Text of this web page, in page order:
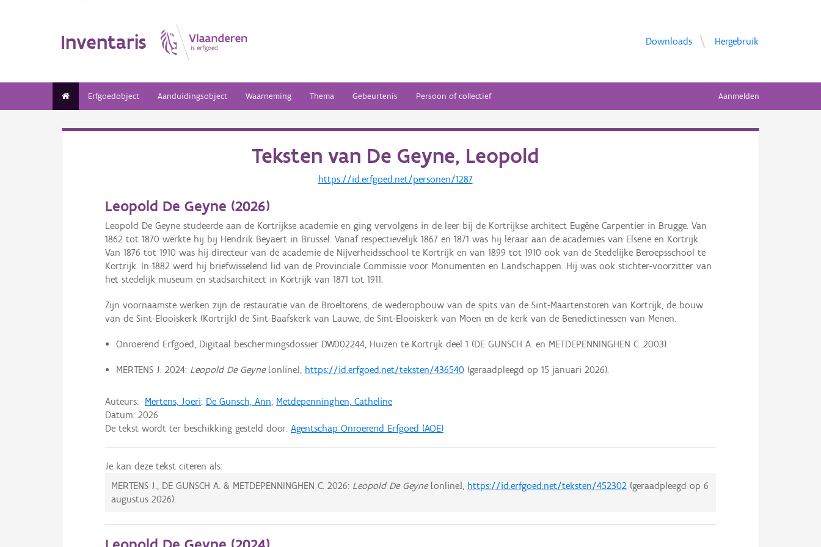
Inventaris Downloads Hergebruik
Erfgoedobject Aanduidingsobject Waarneming Thema Gebeurtenis Persoon of collectief Aanmelden
Teksten van De Geyne, Leopold
https://id.erfgoed.net/personen/1287
Leopold De Geyne (2026)
Leopold De Geyne studeerde aan de Kortrijkse academie en ging vervolgens in de leer bij de Kortrijkse architect Eugène Carpentier in Brugge. Van
1862 tot 1870 werkte hij bij Hendrik Beyaert in Brussel. Vanaf respectievelijk 1867 en 1871 was hij leraar aan de academies van Elsene en Kortrijk.
Van 1876 tot 1910 was hij directeur van de academie de Nijverheidsschool te Kortrijk en van 1899 tot 1910 ook van de Stedelijke Beroepsschool te
Kortrijk. In 1882 werd hij briefwisselend lid van de Provinciale Commissie voor Monumenten en Landschappen. Hij was ook stichter-voorzitter van
het stedelijk museum en stadsarchitect in Kortrijk van 1871 tot 1911.
Zijn voornaamste werken zijn de restauratie van de Broeltorens, de wederopbouw van de spits van de Sint-Maartenstoren van Kortrijk, de bouw
van de Sint-Elooiskerk (Kortrijk) de Sint-Baafskerk van Lauwe, de Sint-Elooiskerk van Moen en de kerk van de Benedictinessen van Menen.
Onroerend Erfgoed, Digitaal beschermingsdossier DW002244, Huizen te Kortrijk deel 1 (DE GUNSCH A. en METDEPENNINGHEN C. 2003).
MERTENS J. 2024: Leopold De Geyne[online], https://id.erfgoed.net/teksten/436540 (geraadpleegd op 15 januari 2026).
Auteurs: Mertens, Joeri; De Gunsch, Ann; Metdepenninghen, Catheline
Datum: 2026
De tekst wordt ter beschikking gesteld door: Agentschap Onroerend Erfgoed (AOE)
Je kan deze tekst citeren als:
MERTENS J., DE GUNSCH A. & METDEPENNINGHEN C. 2026: Leopold De Geyne[online], https://id.erfgoed.net/teksten/452302 (geraadpleegd op 6
augustus 2026).